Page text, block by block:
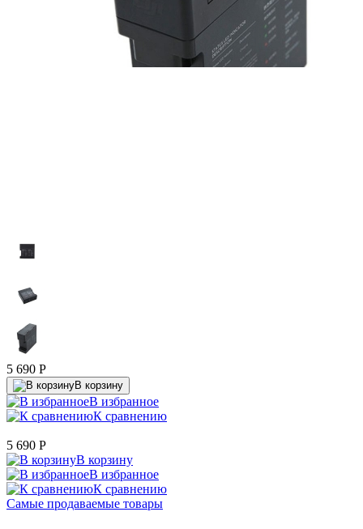
5 690 P
В корзину
В избранное
К сравнению
5 690 P
В корзину
В избранное
К сравнению
Самые продаваемые товары